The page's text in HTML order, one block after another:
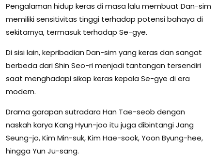
Pengalaman hidup keras di masa lalu membuat Dan-sim
memiliki sensitivitas tinggi terhadap potensi bahaya di
sekitarnya, termasuk terhadap Se-gye.
Di sisi lain, kepribadian Dan-sim yang keras dan sangat
berbeda dari Shin Seo-ri menjadi tantangan tersendiri
saat menghadapi sikap keras kepala Se-gye di era
modern.
Drama garapan sutradara Han Tae-seob dengan
naskah karya Kang Hyun-joo itu juga dibintangi Jang
Seung-jo, Kim Min-suk, Kim Hae-sook, Yoon Byung-hee,
hingga Yun Ju-sang.